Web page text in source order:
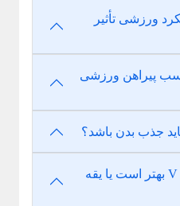
ورزشی تأثیر
پیراهن ورزشی
❓ ۱۱. پیراهن ورزشی یقه V بهتر است یا یقه